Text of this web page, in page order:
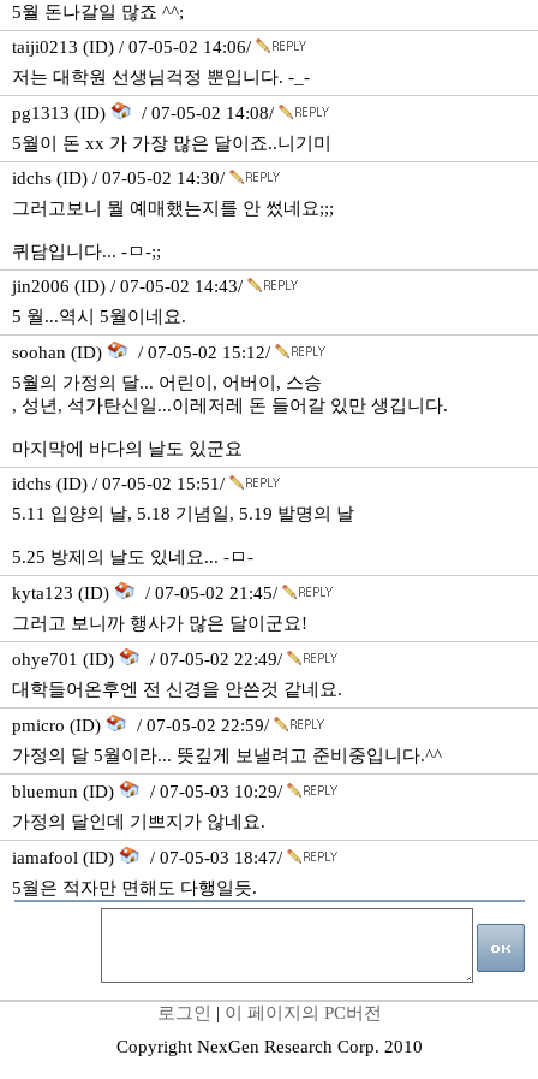
5월 돈나갈일 많죠 ^^;
taiji0213 (ID) / 07-05-02 14:06/
저는 대학원 선생님걱정 뿐입니다. -_-
pg1313 (ID)
/ 07-05-02 14:08/
5월이 돈 xx 가 가장 많은 달이죠..니기미
idchs (ID) / 07-05-02 14:30/
그러고보니 뭘 예매했는지를 안 썼네요;;;
퀴담입니다... -ㅁ-;;
jin2006 (ID) / 07-05-02 14:43/
5 월...역시 5월이네요.
soohan (ID)
/ 07-05-02 15:12/
5월의 가정의 달... 어린이, 어버이, 스승
, 성년, 석가탄신일...이레저레 돈 들어갈 있만 생깁니다.
마지막에 바다의 날도 있군요
idchs (ID) / 07-05-02 15:51/
5.11 입양의 날, 5.18 기념일, 5.19 발명의 날
5.25 방제의 날도 있네요... -ㅁ-
kyta123 (ID)
/ 07-05-02 21:45/
그러고 보니까 행사가 많은 달이군요!
ohye701 (ID)
/ 07-05-02 22:49/
대학들어온후엔 전 신경을 안쓴것 같네요.
pmicro (ID)
/ 07-05-02 22:59/
가정의 달 5월이라... 뜻깊게 보낼려고 준비중입니다.^^
bluemun (ID)
/ 07-05-03 10:29/
가정의 달인데 기쁘지가 않네요.
iamafool (ID)
/ 07-05-03 18:47/
5월은 적자만 면해도 다행일듯.
로그인 | 이 페이지의 PC버전
Copyright NexGen Research Corp. 2010